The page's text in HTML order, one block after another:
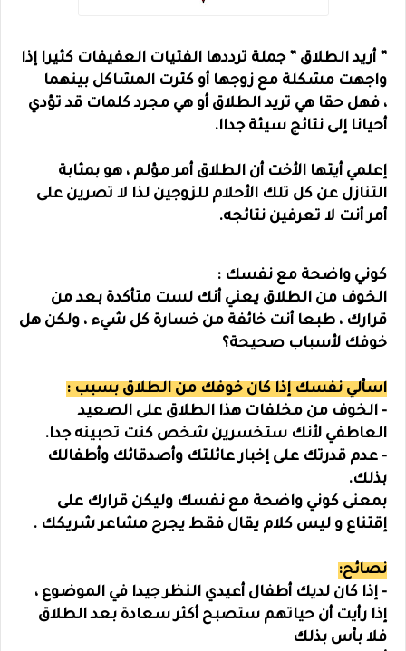
” أريد الطلاق ” جملة ترددها الفتيات العفيفات كثيرا إذا
واجهت مشكلة مع زوجها أو كثرت المشاكل بينهما
، فهل حقا هي تريد الطلاق أو هي مجرد كلمات قد تؤدي
أحيانا إلى نتائج سيئة جداا.
إعلمي أيتها الأخت أن الطلاق أمر مؤلم ، هو بمثابة
التنازل عن كل تلك الأحلام للزوجين لذا لا تصرين على
أمر أنت لا تعرفين نتائجه.
كوني واضحة مع نفسك :
الخوف من الطلاق يعني أنك لست متأكدة بعد من
قرارك ، طبعا أنت خائفة من خسارة كل شيء ، ولكن هل
خوفك لأسباب صحيحة؟
اسألي نفسك إذا كان خوفك من الطلاق بسبب :
- الخوف من مخلفات هذا الطلاق على الصعيد
العاطفي لأنك ستخسرين شخص كنت تحبينه جدا.
- عدم قدرتك على إخبار عائلتك وأصدقائك وأطفالك
بذلك.
بمعنى كوني واضحة مع نفسك وليكن قرارك على
إقتناع و ليس كلام يقال فقط يجرح مشاعر شريكك .
نصائح:
- إذا كان لديك أطفال أعيدي النظر جيدا في الموضوع ،
إذا رأيت أن حياتهم ستصبح أكثر سعادة بعد الطلاق
فلا بأس بذلك